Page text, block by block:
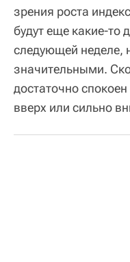
зрения роста
будут еще какие-то
следующей неделе,
значительными.
достаточно
вверх или сильно